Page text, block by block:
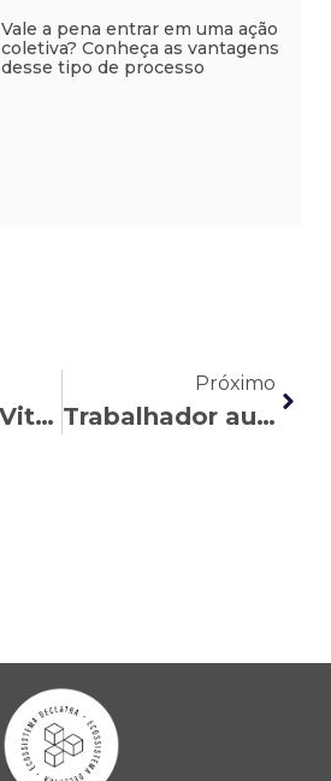
Vale a pena entrar em uma ação
coletiva? Conheça as vantagens
desse tipo de processo
CBN: Maria Vitória analisa as causas da desigualdade salarial no Paraná
Próximo
Trabalhador autônomo: quais as vantagens e desvantagens?